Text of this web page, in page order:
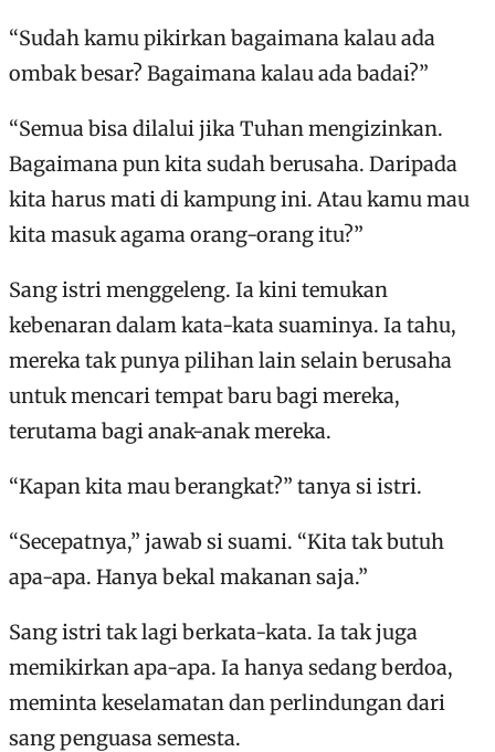
“Sudah kamu pikirkan bagaimana kalau ada
ombak besar? Bagaimana kalau ada badai?”
“Semua bisa dilalui jika Tuhan mengizinkan.
Bagaimana pun kita sudah berusaha. Daripada
kita harus mati di kampung ini. Atau kamu mau
kita masuk agama orang-orang itu?”
Sang istri menggeleng. Ia kini temukan
kebenaran dalam kata-kata suaminya. Ia tahu,
mereka tak punya pilihan lain selain berusaha
untuk mencari tempat baru bagi mereka,
terutama bagi anak-anak mereka.
“Kapan kita mau berangkat?” tanya si istri.
“Secepatnya,” jawab si suami. “Kita tak butuh
apa-apa. Hanya bekal makanan saja.”
Sang istri tak lagi berkata-kata. Ia tak juga
memikirkan apa-apa. Ia hanya sedang berdoa,
meminta keselamatan dan perlindungan dari
sang penguasa semesta.